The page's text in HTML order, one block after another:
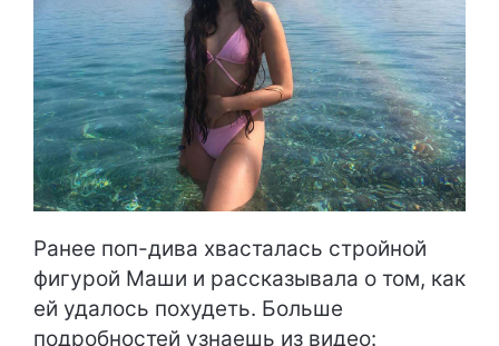
Ранее поп-дива хвасталась стройной
фигурой Маши и рассказывала о том, как
ей удалось похудеть. Больше
подробностей узнаешь из видео: